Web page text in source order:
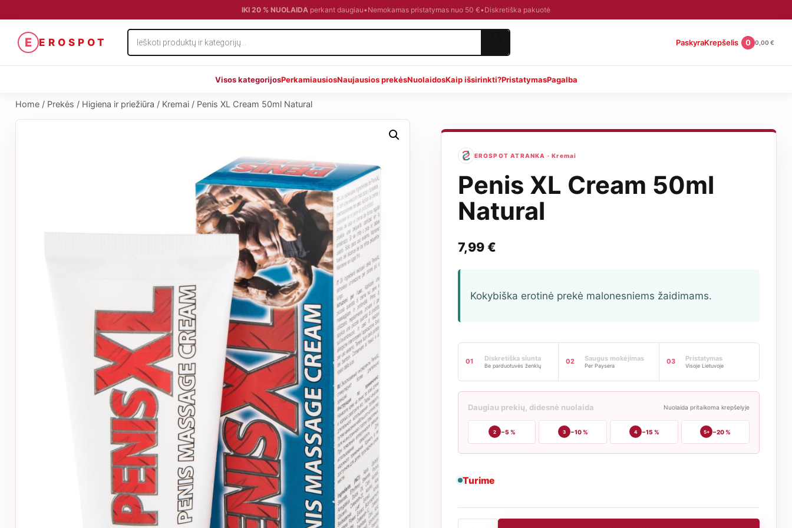
IKI 20 % NUOLAIDA perkant daugiau• Nemokamas pristatymas nuo 50 €• Diskretiška pakuotė
E EROSPOT
Products
search
PaskyraKrepšelis 0 0,00 €
Visos kategorijosPerkamiausiosNaujausios prekėsNuolaidosKaip išsirinkti?PristatymasPagalba
Home / Prekės / Higiena ir priežiūra / Kremai / Penis XL Cream 50ml Natural
EROSPOT ATRANKA · Kremai
Penis XL Cream 50ml
Natural
7,99€
Kokybiška erotinė prekė malonesniems žaidimams.
01 Diskretiška siunta
Be parduotuvės ženklų 02 Saugus mokėjimas
Per Paysera 03 Pristatymas
Visoje Lietuvoje
Daugiau prekių, didesnė nuolaida Nuolaida pritaikoma krepšelyje
2 −5 % 3 −10 % 4 −15 % 5+ −20 %
Turime